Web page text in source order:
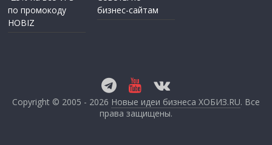
по промокоду
HOBIZ
бизнес-сайтам
Copyright © 2005 - 2026 Новые идеи бизнеса ХОБИЗ.RU. Все
права защищены.